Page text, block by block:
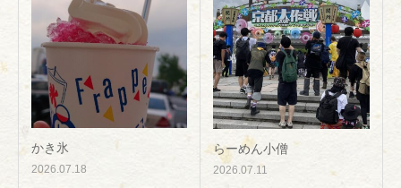
かき氷
2026.07.18
らーめん小僧
2026.07.11